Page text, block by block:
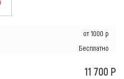
от 1000 р
Бесплатно
11 700 Р